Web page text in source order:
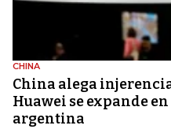
CHINA
China alega
Huawei se expande
argentina